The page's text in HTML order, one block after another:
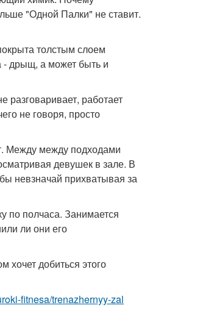
"Одной Палки" не ставит.
толстым слоем
- дрыщ, а может быть и
разговаривает, работает
не говоря, просто
Между между подходами
девушек в зале. В
невзначай прихватывая за
по полчаса. Занимается
ли они его
хочет добиться этого
fitnesa/trenazhernyy-zal